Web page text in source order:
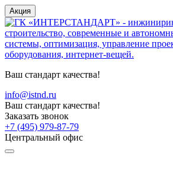
Акция
Ваш стандарт качества!
info@istnd.ru
Ваш стандарт качества!
Заказать звонок
+7 (495) 979-87-79
Центральный офис